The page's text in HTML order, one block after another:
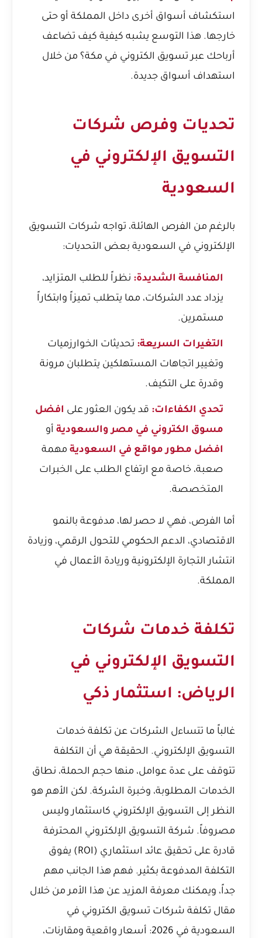
استكشاف أسواق أخرى داخل المملكة أو حتى
خارجها. هذا التوسع يشبه كيفية كيف تضاعف
أرباحك عبر تسويق الكتروني في مكة؟ من خلال
استهداف أسواق جديدة.
تحديات وفرص شركات
التسويق الإلكتروني في
السعودية
بالرغم من الفرص الهائلة، تواجه شركات التسويق
الإلكتروني في السعودية بعض التحديات:
المنافسة الشديدة: نظراً للطلب المتزايد،
يزداد عدد الشركات، مما يتطلب تميزاً وابتكاراً
مستمرين.
التغيرات السريعة: تحديثات الخوارزميات
وتغيير اتجاهات المستهلكين يتطلبان مرونة
وقدرة على التكيف.
تحدي الكفاءات: قد يكون العثور على افضل
مسوق الكتروني في مصر والسعودية أو
افضل مطور مواقع في السعودية مهمة
صعبة، خاصة مع ارتفاع الطلب على الخبرات
المتخصصة.
أما الفرص، فهي لا حصر لها، مدفوعة بالنمو
الاقتصادي، الدعم الحكومي للتحول الرقمي، وزيادة
انتشار التجارة الإلكترونية وريادة الأعمال في
المملكة.
تكلفة خدمات شركات
التسويق الإلكتروني في
الرياض: استثمار ذكي
غالباً ما تتساءل الشركات عن تكلفة خدمات
التسويق الإلكتروني. الحقيقة هي أن التكلفة
تتوقف على عدة عوامل، منها حجم الحملة، نطاق
الخدمات المطلوبة، وخبرة الشركة. لكن الأهم هو
النظر إلى التسويق الإلكتروني كاستثمار وليس
مصروفاً. شركة التسويق الإلكتروني المحترفة
قادرة على تحقيق عائد استثماري (ROI) يفوق
التكلفة المدفوعة بكثير. فهم هذا الجانب مهم
جداً، ويمكنك معرفة المزيد عن هذا الأمر من خلال
مقال تكلفة شركات تسويق الكتروني في
السعودية في 2026: أسعار واقعية ومقارنات
،